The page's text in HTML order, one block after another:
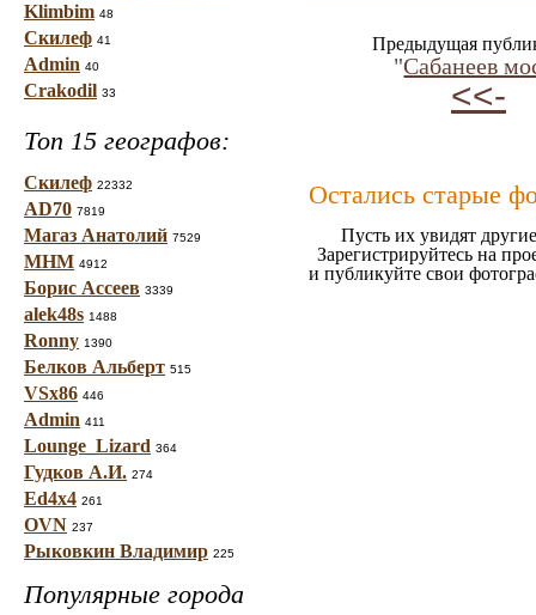
Klimbim 48
Скилеф 41
Admin 40
Crakodil 33
Топ 15 географов:
Скилеф 22332
AD70 7819
Магаз Анатолий 7529
МНМ 4912
Борис Ассеев 3339
alek48s 1488
Ronny 1390
Белков Альберт 515
VSx86 446
Admin 411
Lounge_Lizard 364
Гудков А.И. 274
Ed4x4 261
OVN 237
Рыковкин Владимир 225
Популярные города
Предыдущая
"Сабанеев
<<-
Остались старые
Пусть их увидят
Зарегистрируйтесь на
и публикуйте свои